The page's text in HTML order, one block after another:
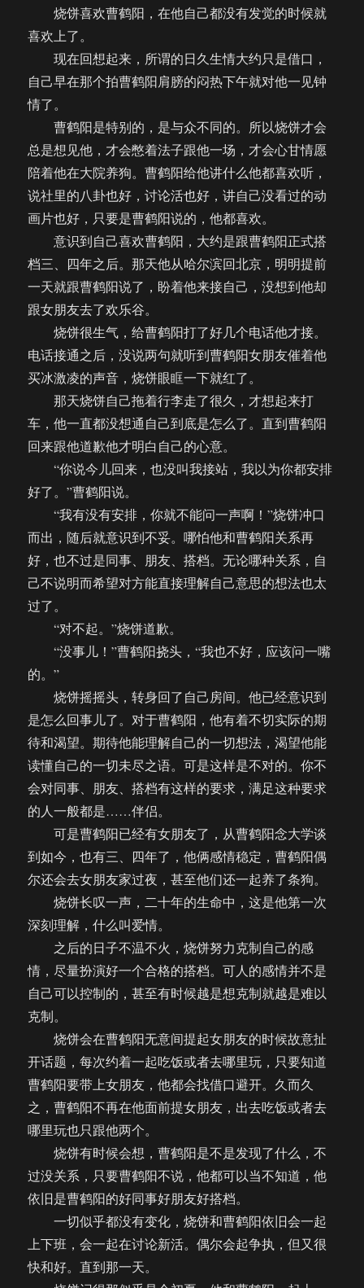
烧饼喜欢曹鹤阳，在他自己都没有发觉的时候就
喜欢上了。
现在回想起来，所谓的日久生情大约只是借口，
自己早在那个拍曹鹤阳肩膀的闷热下午就对他一见钟
情了。
曹鹤阳是特别的，是与众不同的。所以烧饼才会
总是想见他，才会憋着法子跟他一场，才会心甘情愿
陪着他在大院养狗。曹鹤阳给他讲什么他都喜欢听，
说社里的八卦也好，讨论活也好，讲自己没看过的动
画片也好，只要是曹鹤阳说的，他都喜欢。
意识到自己喜欢曹鹤阳，大约是跟曹鹤阳正式搭
档三、四年之后。那天他从哈尔滨回北京，明明提前
一天就跟曹鹤阳说了，盼着他来接自己，没想到他却
跟女朋友去了欢乐谷。
烧饼很生气，给曹鹤阳打了好几个电话他才接。
电话接通之后，没说两句就听到曹鹤阳女朋友催着他
买冰激凌的声音，烧饼眼眶一下就红了。
那天烧饼自己拖着行李走了很久，才想起来打
车，他一直都没想通自己到底是怎么了。直到曹鹤阳
回来跟他道歉他才明白自己的心意。
“你说今儿回来，也没叫我接站，我以为你都安排
好了。”曹鹤阳说。
“我有没有安排，你就不能问一声啊！”烧饼冲口
而出，随后就意识到不妥。哪怕他和曹鹤阳关系再
好，也不过是同事、朋友、搭档。无论哪种关系，自
己不说明而希望对方能直接理解自己意思的想法也太
过了。
“对不起。”烧饼道歉。
“没事儿！”曹鹤阳挠头，“我也不好，应该问一嘴
的。”
烧饼摇摇头，转身回了自己房间。他已经意识到
是怎么回事儿了。对于曹鹤阳，他有着不切实际的期
待和渴望。期待他能理解自己的一切想法，渴望他能
读懂自己的一切未尽之语。可是这样是不对的。你不
会对同事、朋友、搭档有这样的要求，满足这种要求
的人一般都是……伴侣。
可是曹鹤阳已经有女朋友了，从曹鹤阳念大学谈
到如今，也有三、四年了，他俩感情稳定，曹鹤阳偶
尔还会去女朋友家过夜，甚至他们还一起养了条狗。
烧饼长叹一声，二十年的生命中，这是他第一次
深刻理解，什么叫爱情。
之后的日子不温不火，烧饼努力克制自己的感
情，尽量扮演好一个合格的搭档。可人的感情并不是
自己可以控制的，甚至有时候越是想克制就越是难以
克制。
烧饼会在曹鹤阳无意间提起女朋友的时候故意扯
开话题，每次约着一起吃饭或者去哪里玩，只要知道
曹鹤阳要带上女朋友，他都会找借口避开。久而久
之，曹鹤阳不再在他面前提女朋友，出去吃饭或者去
哪里玩也只跟他两个。
烧饼有时候会想，曹鹤阳是不是发现了什么，不
过没关系，只要曹鹤阳不说，他都可以当不知道，他
依旧是曹鹤阳的好同事好朋友好搭档。
一切似乎都没有变化，烧饼和曹鹤阳依旧会一起
上下班，会一起在讨论新活。偶尔会起争执，但又很
快和好。直到那一天。